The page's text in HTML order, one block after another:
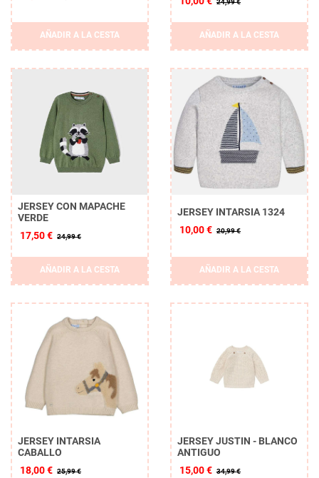
AÑADIR A LA CESTA AÑADIR A LA CESTA
JERSEY CON MAPACHE
VERDE
17,50 € 24,99 €
AÑADIR A LA CESTA
JERSEY INTARSIA 1324
10,00 € 20,99 €
AÑADIR A LA CESTA
JERSEY INTARSIA
CABALLO
18,00 € 25,99 €
JERSEY JUSTIN - BLANCO
ANTIGUO
15,00 € 34,99 €